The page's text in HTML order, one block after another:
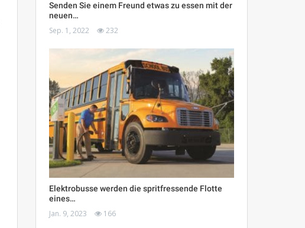
Senden Sie einem Freund etwas zu essen mit der
neuen…
Sep. 1, 2022 232
Elektrobusse werden die spritfressende Flotte
eines…
Jan. 9, 2023 166